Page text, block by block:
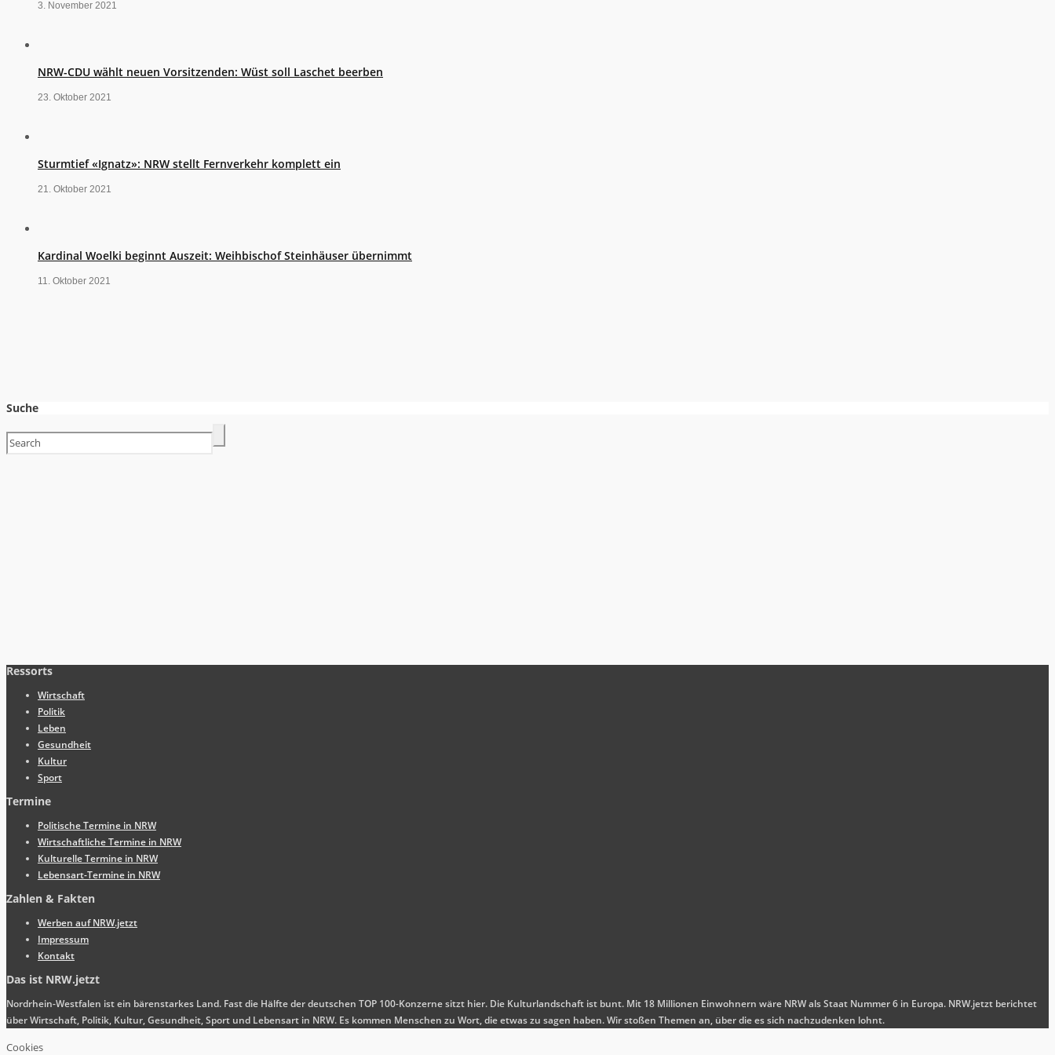
3. November 2021
NRW-CDU wählt neuen Vorsitzenden: Wüst soll Laschet beerben
23. Oktober 2021
Sturmtief «Ignatz»: NRW stellt Fernverkehr komplett ein
21. Oktober 2021
Kardinal Woelki beginnt Auszeit: Weihbischof Steinhäuser übernimmt
11. Oktober 2021
Suche
Ressorts
Wirtschaft
Politik
Leben
Gesundheit
Kultur
Sport
Termine
Politische Termine in NRW
Wirtschaftliche Termine in NRW
Kulturelle Termine in NRW
Lebensart-Termine in NRW
Zahlen & Fakten
Werben auf NRW.jetzt
Impressum
Kontakt
Das ist NRW.jetzt
Nordrhein-Westfalen ist ein bärenstarkes Land. Fast die Hälfte der deutschen TOP 100-Konzerne sitzt hier. Die Kulturlandschaft ist bunt. Mit 18 Millionen Einwohnern wäre NRW als Staat Nummer 6 in Europa. NRW.jetzt berichtet
über Wirtschaft, Politik, Kultur, Gesundheit, Sport und Lebensart in NRW. Es kommen Menschen zu Wort, die etwas zu sagen haben. Wir stoßen Themen an, über die es sich nachzudenken lohnt.
Cookies